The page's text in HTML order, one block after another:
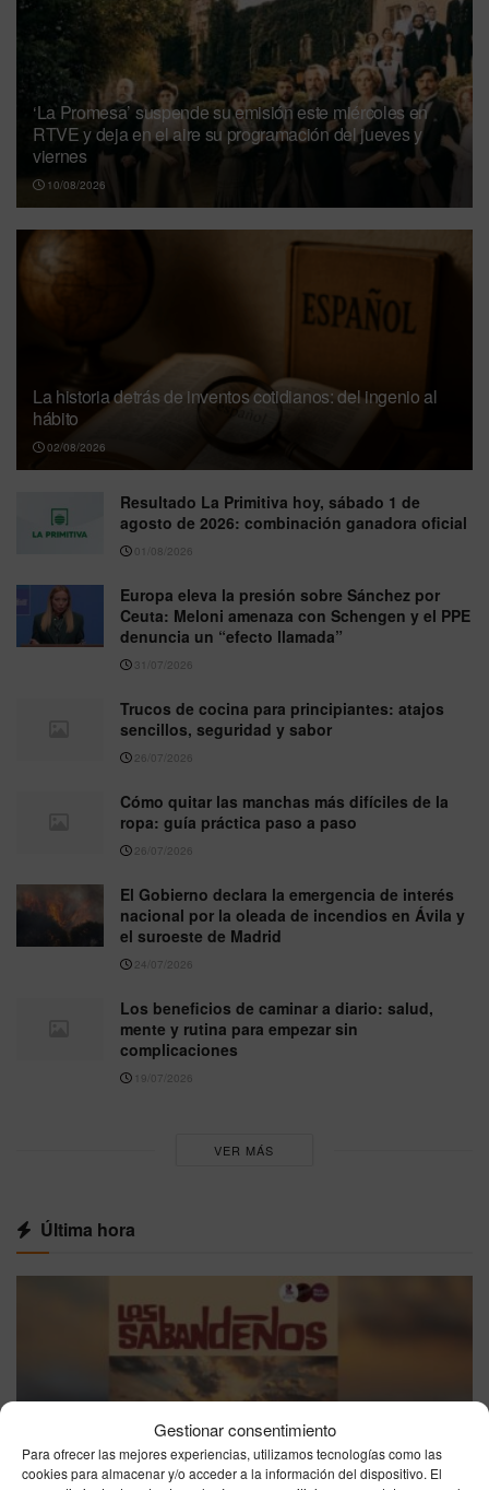
Gestionar consentimiento
Para ofrecer las mejores experiencias, utilizamos tecnologías como las
cookies para almacenar y/o acceder a la información del dispositivo. El
‘La Promesa’ suspende su emisión este miércoles en
RTVE y deja en el aire su programación del jueves y
viernes
10/08/2026
La historia detrás de inventos cotidianos: del ingenio al
hábito
02/08/2026
Resultado La Primitiva hoy, sábado 1 de
agosto de 2026: combinación ganadora oficial
01/08/2026
Europa eleva la presión sobre Sánchez por
Ceuta: Meloni amenaza con Schengen y el PPE
denuncia un “efecto llamada”
31/07/2026
Trucos de cocina para principiantes: atajos
sencillos, seguridad y sabor
26/07/2026
Cómo quitar las manchas más difíciles de la
ropa: guía práctica paso a paso
26/07/2026
El Gobierno declara la emergencia de interés
nacional por la oleada de incendios en Ávila y
el suroeste de Madrid
24/07/2026
Los beneficios de caminar a diario: salud,
mente y rutina para empezar sin
complicaciones
19/07/2026
VER MÁS
Última hora